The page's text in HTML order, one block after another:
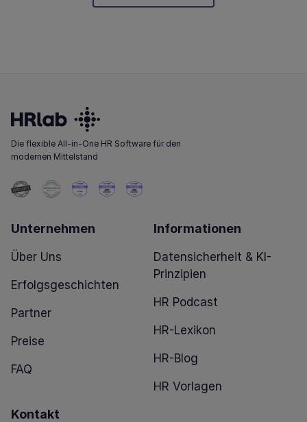
Die flexible All-in-One HR Software für den
modernen Mittelstand
Unternehmen
Über Uns
Erfolgsgeschichten
Partner
Preise
FAQ
Informationen
Datensicherheit & KI-
Prinzipien
HR Podcast
HR-Lexikon
HR-Blog
HR Vorlagen
Kontakt